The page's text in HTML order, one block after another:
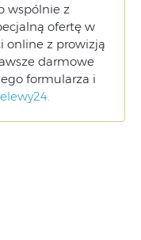
wspólnie z
ofertę w
online z prowizją
darmowe
formularza i